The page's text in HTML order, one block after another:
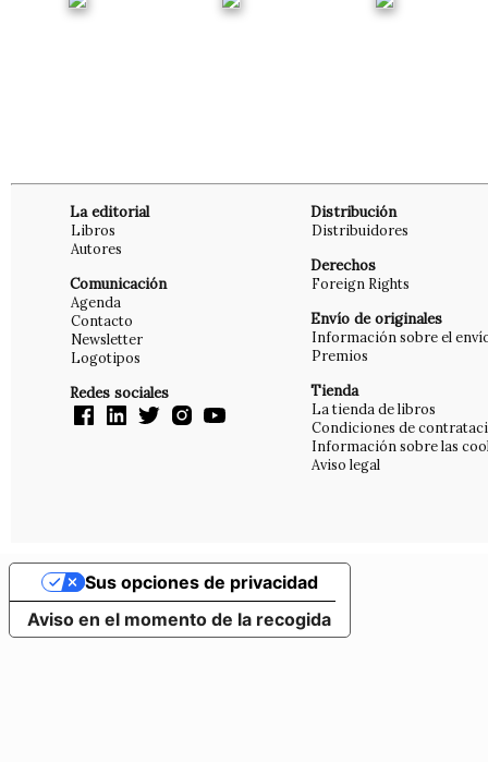
La editorial
Libros
Autores
Comunicación
Agenda
Contacto
Newsletter
Logotipos
Redes sociales
Distribución
Distribuidores
Derechos
Foreign Rights
Envío de originales
Información sobre el
Premios
Tienda
La tienda de libros
Condiciones de
Información sobre las
Aviso legal
Aviso en el momento de la recogida
Sus opciones de privacidad